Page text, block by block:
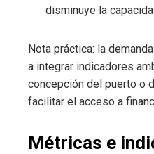
disminuye la
Nota práctica: la
a integrar indicadores
concepción del puerto o
facilitar el acceso a
Métricas e